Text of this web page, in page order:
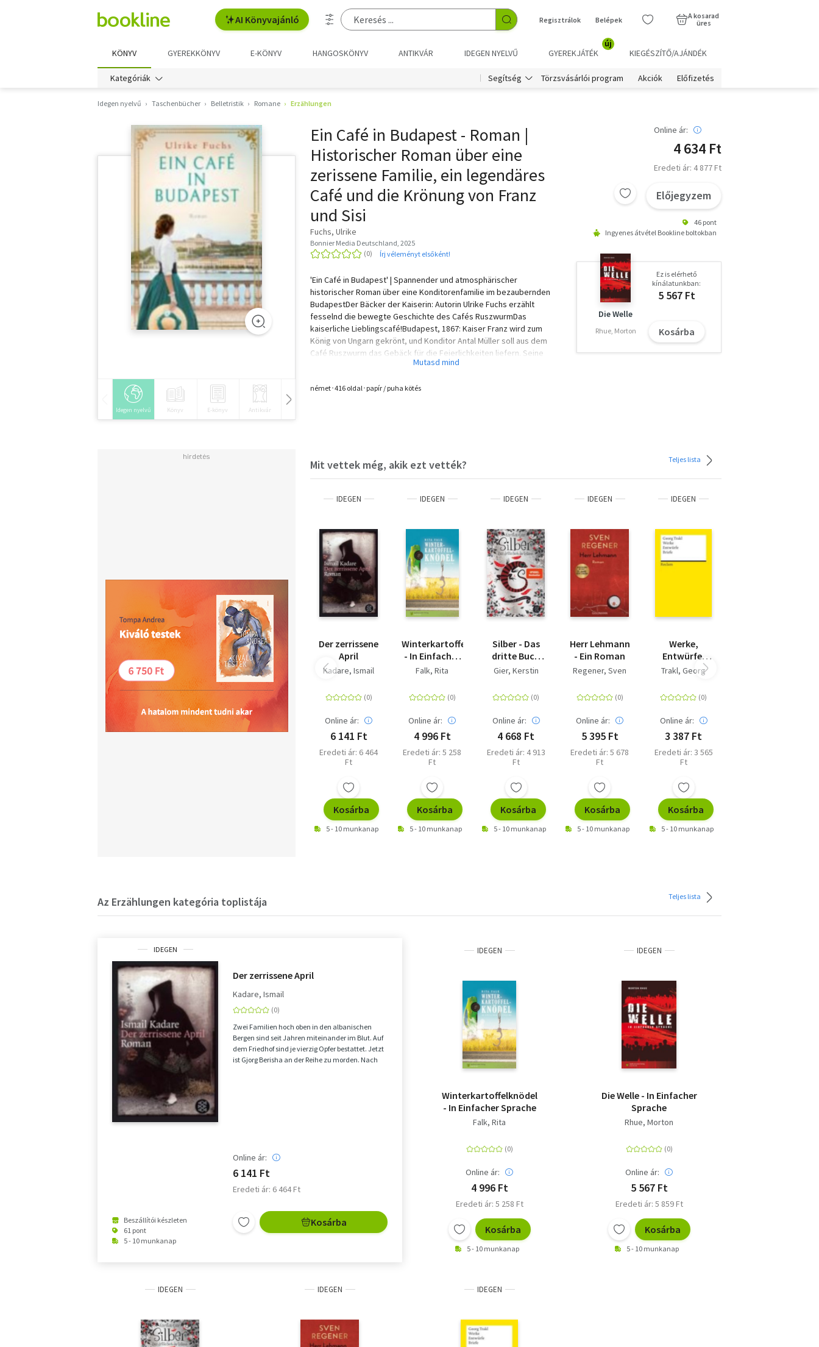
AI Könyvajánló Regisztrálok Belépek
A kosarad
üres
KÖNYV GYEREKKÖNYV E-KÖNYV HANGOSKÖNYV ANTIKVÁR IDEGEN NYELVŰ GYEREKJÁTÉK
új
KIEGÉSZÍTŐ/AJÁNDÉK
Kategóriák Segítség Törzsvásárlói program Akciók Előfizetés
Idegen nyelvű Taschenbücher Belletristik Romane Erzählungen
Idegen nyelvű Könyv E-könyv Antikvár
Ein Café in Budapest - Roman |
Historischer Roman über eine
zerissene Familie, ein legendäres
Café und die Krönung von Franz
und Sisi
Fuchs, Ulrike
Bonnier Media Deutschland, 2025
Írj véleményt elsőként!
'Ein Café in Budapest' | Spannender und atmosphärischer
historischer Roman über eine Konditorenfamilie im bezaubernden
BudapestDer Bäcker der Kaiserin: Autorin Ulrike Fuchs erzählt
fesselnd die bewegte Geschichte des Cafés RuszwurmDas
kaiserliche Lieblingscafé!Budapest, 1867: Kaiser Franz wird zum
König von Ungarn gekrönt, und Konditor Antal Müller soll aus dem
Café Ruszwurm das Gebäck für die Feierlichkeiten liefern. Seine
Tochter Roza ist eine glühende Verehrerin von Kaiserin Sisi, und
Konditor selbst, als ehemaliger Freiheitskämpfer der Revolution,
sich entführen in eine hochspannende Geschichte um eines der
német･416 oldal･papír / puha kötés
Online ár:
4 634 Ft
Eredeti ár: 4 877 Ft
Előjegyzem
46 pont
Ingyenes átvétel Bookline boltokban
Die Welle
Rhue, Morton
Ez is elérhető
kínálatunkban:
5 567 Ft
Kosárba
Mit vettek még, akik ezt vették? Teljes lista
IDEGEN
Der zerrissene
April
Kadare, Ismail
Online ár:
6 141 Ft
Eredeti ár: 6 464
Ft
Kosárba
5 - 10 munkanap
IDEGEN
Winterkartoffelknödel
- In Einfacher
Sprache
Falk, Rita
Online ár:
4 996 Ft
Eredeti ár: 5 258
Ft
Kosárba
5 - 10 munkanap
IDEGEN
Silber - Das
dritte Buch
der Träume -
Gier, Kerstin
Online ár:
4 668 Ft
Eredeti ár: 4 913
Ft
Kosárba
5 - 10 munkanap
IDEGEN
Herr Lehmann
- Ein Roman
Regener, Sven
Online ár:
5 395 Ft
Eredeti ár: 5 678
Ft
Kosárba
5 - 10 munkanap
IDEGEN
Werke,
Entwürfe,
Briefe
Trakl, Georg
Online ár:
3 387 Ft
Eredeti ár: 3 565
Ft
Kosárba
5 - 10 munkanap
Az Erzählungen kategória toplistája Teljes lista
IDEGEN
Beszállítói készleten
61 pont
5 - 10 munkanap
Der zerrissene April
Kadare, Ismail
Zwei Familien hoch oben in den albanischen
Bergen sind seit Jahren miteinander im Blut. Auf
dem Friedhof sind je vierzig Opfer bestattet. Jetzt
ist Gjorg Berisha an der Reihe zu morden. Nach
Online ár:
6 141 Ft
Eredeti ár: 6 464 Ft
Kosárba
IDEGEN
Winterkartoffelknödel
- In Einfacher Sprache
Falk, Rita
Online ár:
4 996 Ft
Eredeti ár: 5 258 Ft
Kosárba
5 - 10 munkanap
IDEGEN
Die Welle - In Einfacher
Sprache
Rhue, Morton
Online ár:
5 567 Ft
Eredeti ár: 5 859 Ft
Kosárba
5 - 10 munkanap
IDEGEN IDEGEN IDEGEN